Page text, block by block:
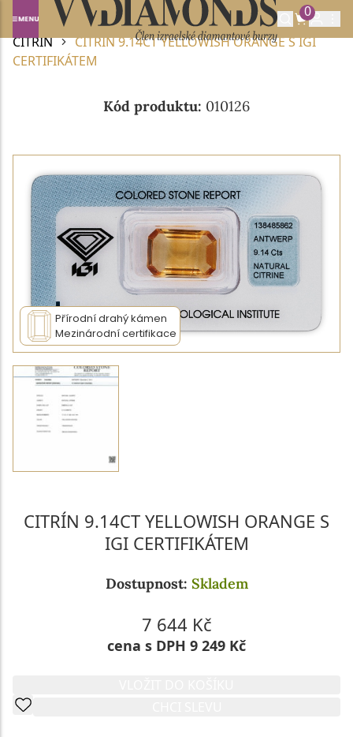
0
Domů
DRAHOKAMY A POLODRAHOKAMY
CITRÍN
CITRÍN 9.14CT YELLOWISH ORANGE S IGI
CERTIFIKÁTEM
Kód produktu: 010126
Přírodní drahý kámen
Mezinárodní certifikace
CITRÍN 9.14CT YELLOWISH ORANGE S
IGI CERTIFIKÁTEM
Dostupnost: Skladem
7 644 Kč
cena s DPH 9 249 Kč